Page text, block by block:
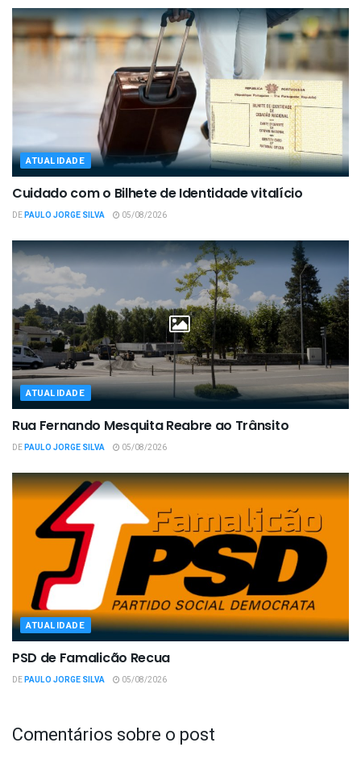
ATUALIDADE
Cuidado com o Bilhete de Identidade vitalício
DEPAULO JORGE SILVA 05/08/2026
ATUALIDADE
Rua Fernando Mesquita Reabre ao Trânsito
DEPAULO JORGE SILVA 05/08/2026
ATUALIDADE
PSD de Famalicão Recua
DEPAULO JORGE SILVA 05/08/2026
Comentários sobre o post